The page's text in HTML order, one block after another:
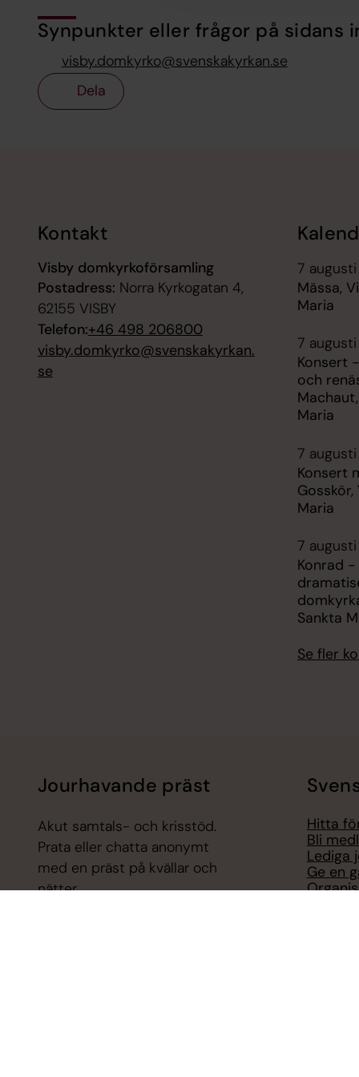
Synpunkter eller frågor på sidans
visby.domkyrko@svenskakyrkan.se
Dela
Kontakt
Visby domkyrkoförsamling
Postadress: Norra Kyrkogatan 4,
62155 VISBY
Telefon:+46 498 206800
visby.domkyrko@svenskakyrkan.
se
7 augusti
Mässa,
Maria
7 augusti
Konsert
och
Maria
7 augusti
Konsert
Maria
7 augusti
Konrad
Sankta
Se fler
Jourhavande präst
Akut samtals- och krisstöd.
Prata eller chatta anonymt
med en präst på kvällar och
nätter.
Hitta
Bli
Lediga
Ge en